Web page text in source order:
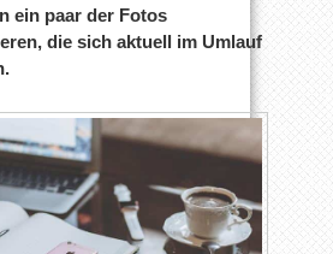
ein paar der Fotos
die sich aktuell im Umlauf